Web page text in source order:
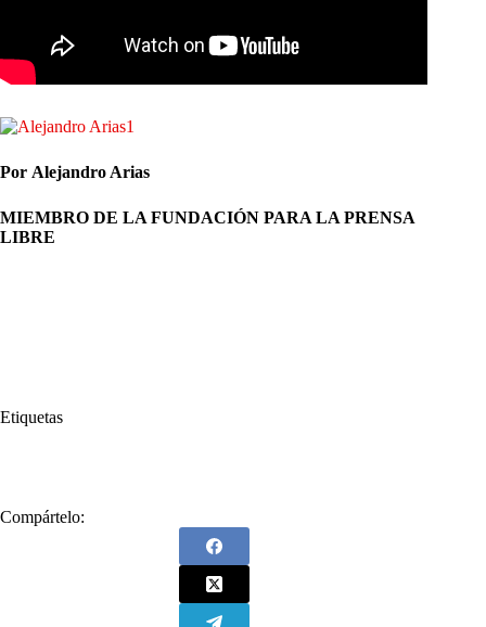
Por Alejandro Arias
MIEMBRO DE LA FUNDACIÓN PARA LA PRENSA
LIBRE
Etiquetas
Compártelo: